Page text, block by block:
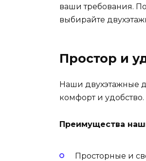
ваши требования.
выбирайте
Простор и
Наши двухэтажные
комфорт и удобство.
Преимущества
Просторные и